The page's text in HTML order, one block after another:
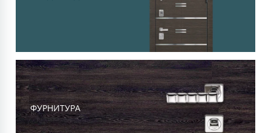
ФУРНИТУРА